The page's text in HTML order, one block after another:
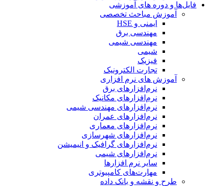
فایل‌ها و دوره های آموزشی
آموزش مباحث تخصصی
ایمنی و HSE
مهندسی برق
مهندسی شیمی
شیمی
فیزیک
تجارت الکترونیک
آموزش های نرم افزاری
نرم‌افزارهای برق
نرم‌افزارهای مکانیک
نرم‌افزارهای مهندسی شیمی
نرم‌افزارهای عمران
نرم‌افزارهای معماری
نرم‌افزارهای شهرسازی
نرم‌افزارهای گرافیک و انیمیشن
نرم‌افزارهای شیمی
سایر نرم افزارها
مهارت‌های کامپیوتری
طرح و نقشه و بانک داده